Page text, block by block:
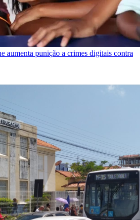
aumenta punição a crimes digitais contra